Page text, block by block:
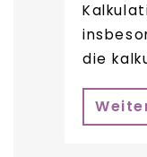
die